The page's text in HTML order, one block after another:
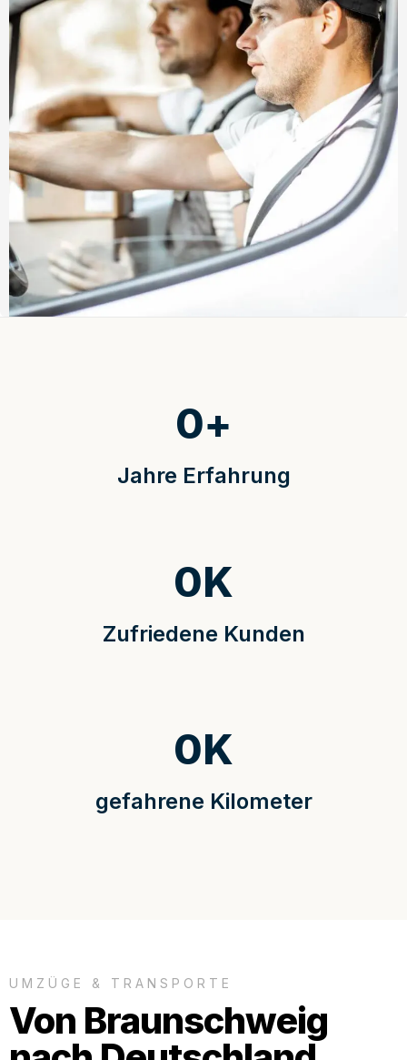
Jahre Erfahrung
0+
Zufriedene Kunden
0K
gefahrene Kilometer
0K
UMZÜGE & TRANSPORTE
Von Braunschweig